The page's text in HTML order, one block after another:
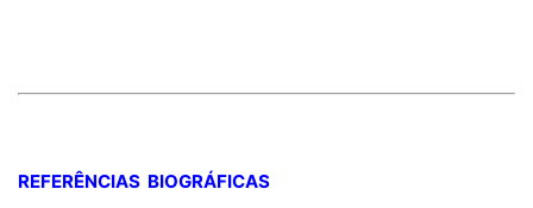
REFERÊNCIAS BIOGRÁFICAS